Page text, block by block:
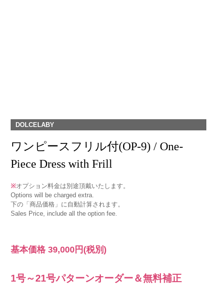
DOLCELABY
ワンピースフリル付(OP-9) / One-
Piece Dress with Frill
※オプション料金は別途頂戴いたします。
Options will be charged extra.
下の「商品価格」に自動計算されます。
Sales Price, include all the option fee.
基本価格39,000円 (税別)
1号～21号パターンオーダー＆無料補正